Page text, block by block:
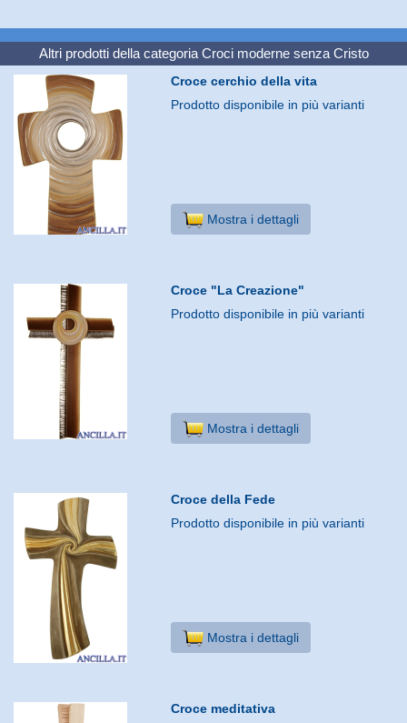
Altri prodotti della categoria Croci moderne senza Cristo
Croce cerchio della vita
Prodotto disponibile in più varianti
Mostra i dettagli
Croce "La Creazione"
Prodotto disponibile in più varianti
Mostra i dettagli
Croce della Fede
Prodotto disponibile in più varianti
Mostra i dettagli
Croce meditativa